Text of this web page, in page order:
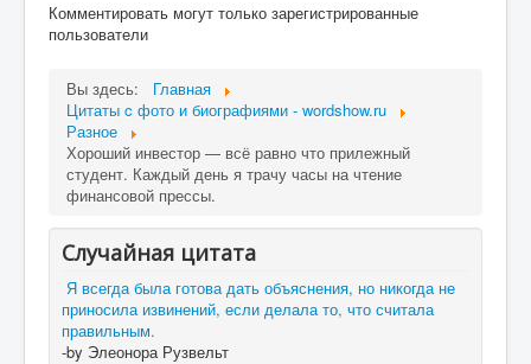
Комментировать могут только зарегистрированные
пользователи
Вы здесь:
Главная
Цитаты c фото и биографиями - wordshow.ru
Разное
Хороший инвестор — всё равно что прилежный
студент. Каждый день я трачу часы на чтение
финансовой прессы.
Случайная цитата
Я всегда была готова дать объяснения, но никогда не
приносила извинений, если делала то, что считала
правильным.
-by Элеонора Рузвельт